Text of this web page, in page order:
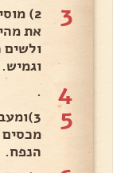
3
2)
את
4
.
5
הנפח.